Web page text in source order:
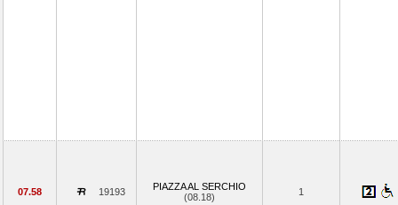
07.58 19193
PIAZZA AL SERCHIO
(08.18)
1